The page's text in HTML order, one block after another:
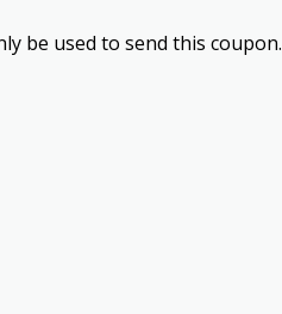
be used to send this coupon.